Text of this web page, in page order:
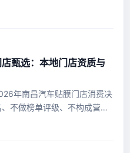
...
甄选：本地门店资质与
年南昌汽车贴膜门店消费决
不做榜单评级、不构成营销
...